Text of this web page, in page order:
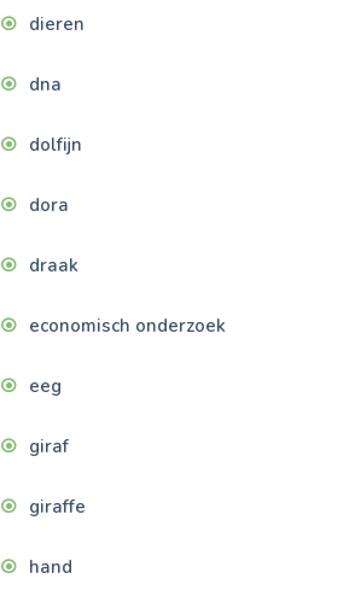
dieren
dna
dolfijn
dora
draak
economisch onderzoek
eeg
giraf
giraffe
hand